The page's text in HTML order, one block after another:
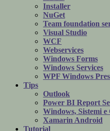
Installer
NuGet
Team foundation
Visual Studio
WCF
Webservices
Windows Forms
Windows Services
WPF Windows
Tips
Outlook
Power BI Report
Windows, Sistemi e
Xamarin Android
Tutorial